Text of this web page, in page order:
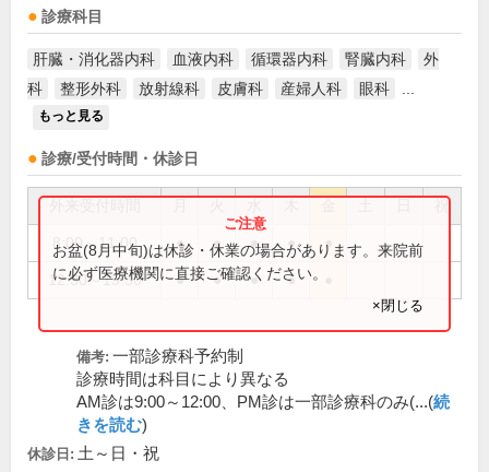
診療科目
肝臓・消化器内科 血液内科 循環器内科 腎臓内科
外
科
整形外科 放射線科 皮膚科 産婦人科 眼科
もっと見る
診療/受付時間・休診日
祝
8:00～11:00 ● ● ● ● ●
12:30～15:30 ● ● ● ●
お盆(8月中旬)は休診・休業の場合があります。来院前
に必ず医療機関に直接ご確認ください。
×閉じる
備考: 一部診療科予約制
診療時間は科目により異なる
AM診は9:00～12:00、PM診は一部診療科のみ(...(続
きを読む)
休診日: 土～日・祝